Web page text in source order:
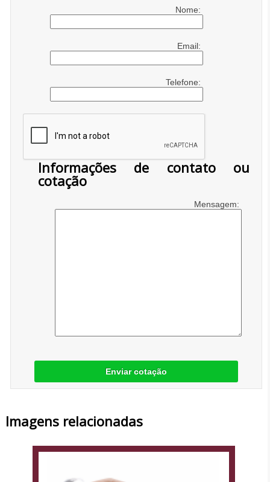
Nome:
Email:
Telefone:
Informações de contato ou
cotação
Mensagem:
Enviar cotação
Imagens relacionadas